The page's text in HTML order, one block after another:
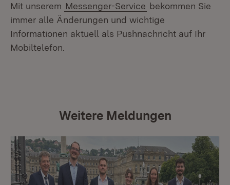
Mit unserem Messenger-Service bekommen Sie
immer alle Änderungen und wichtige
Informationen aktuell als Pushnachricht auf Ihr
Mobiltelefon.
Weitere Meldungen